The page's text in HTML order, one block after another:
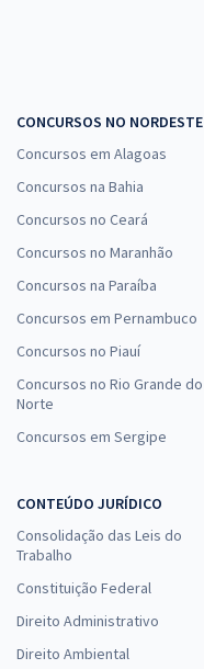
CONCURSOS NO NORDESTE
Concursos em Alagoas
Concursos na Bahia
Concursos no Ceará
Concursos no Maranhão
Concursos na Paraíba
Concursos em Pernambuco
Concursos no Piauí
Concursos no Rio Grande do
Norte
Concursos em Sergipe
CONTEÚDO JURÍDICO
Consolidação das Leis do
Trabalho
Constituição Federal
Direito Administrativo
Direito Ambiental